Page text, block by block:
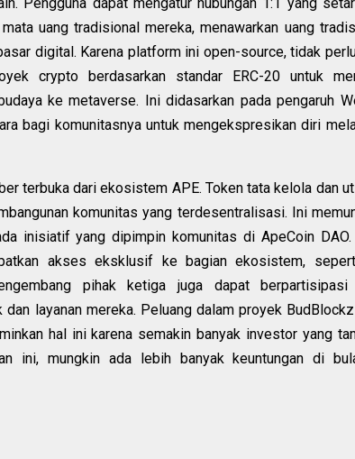
Pengguna dapat mengatur hubungan 1:1 yang
uang tradisional mereka, menawarkan uang
digital. Karena platform ini open-source, tidak
crypto berdasarkan standar ERC-20 untuk
ke metaverse. Ini didasarkan pada pengaruh
bagi komunitasnya untuk mengekspresikan diri
terbuka dari ekosistem APE. Token tata kelola dan
komunitas yang terdesentralisasi. Ini
inisiatif yang dipimpin komunitas di ApeCoin DAO.
akses eksklusif ke bagian ekosistem,
pihak ketiga juga dapat berpartisipasi
layanan mereka. Peluang dalam proyek
hal ini karena semakin banyak investor yang
ini, mungkin ada lebih banyak keuntungan di